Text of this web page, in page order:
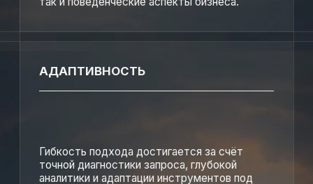
РЕШЕНИЯ
Наш подход в разработке и развитии продуктов
адаптировать позиционирование под новые сегменты
или создавать уникальные предложения.